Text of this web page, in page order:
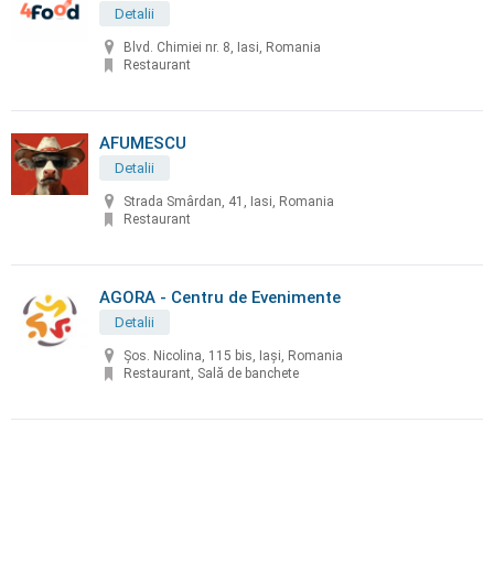
Detalii
Blvd. Chimiei nr. 8, Iasi, Romania
Restaurant
AFUMESCU
Detalii
Strada Smârdan, 41, Iasi, Romania
Restaurant
AGORA - Centru de Evenimente
Detalii
Șos. Nicolina, 115 bis, Iași, Romania
Restaurant, Sală de banchete